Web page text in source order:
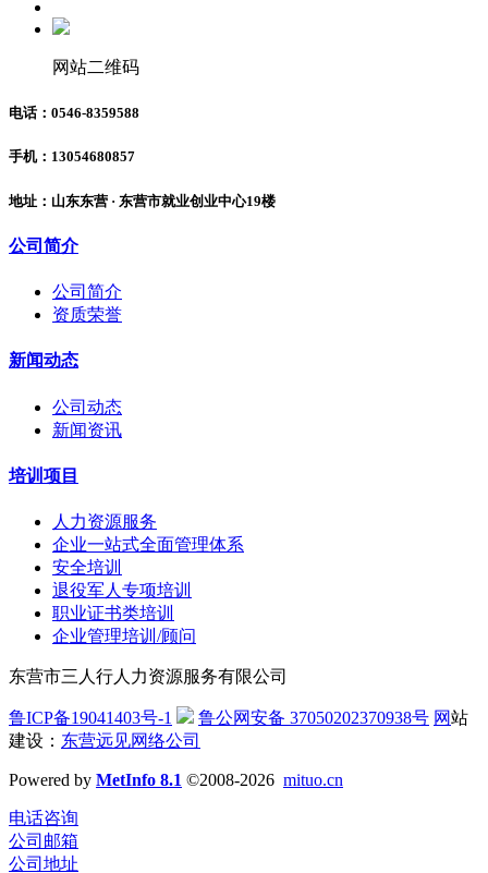
网站二维码
电话：0546-8359588
手机：13054680857
地址：山东东营 · 东营市就业创业中心19楼
公司简介
公司简介
资质荣誉
新闻动态
公司动态
新闻资讯
培训项目
人力资源服务
企业一站式全面管理体系
安全培训
退役军人专项培训
职业证书类培训
企业管理培训/顾问
东营市三人行人力资源服务有限公司
鲁ICP备19041403号-1 鲁公网安备 37050202370938号 网站
建设： 东营远见网络公司
Powered by MetInfo 8.1 ©2008-2026 mituo.cn
电话咨询
公司邮箱
公司地址